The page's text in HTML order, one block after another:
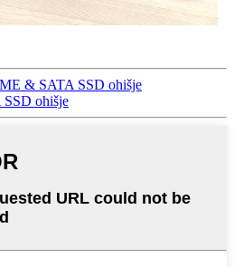
& SATA SSD ohišje
ohišje